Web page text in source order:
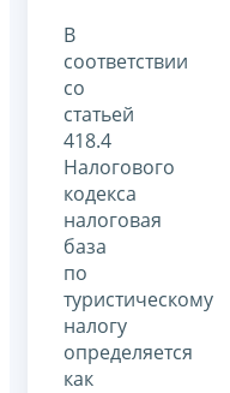
В
соответствии
со
статьей
418.4
Налогового
кодекса
налоговая
база
по
туристическому
налогу
определяется
как